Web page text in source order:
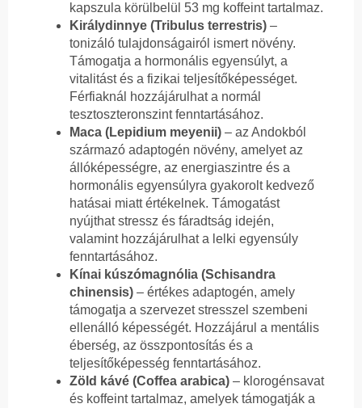
kapszula körülbelül 53 mg koffeint tartalmaz.
Királydinnye (Tribulus terrestris) –
tonizáló tulajdonságairól ismert növény.
Támogatja a hormonális egyensúlyt, a
vitalitást és a fizikai teljesítőképességet.
Férfiaknál hozzájárulhat a normál
tesztoszteronszint fenntartásához.
Maca (Lepidium meyenii) – az Andokból
származó adaptogén növény, amelyet az
állóképességre, az energiaszintre és a
hormonális egyensúlyra gyakorolt kedvező
hatásai miatt értékelnek. Támogatást
nyújthat stressz és fáradtság idején,
valamint hozzájárulhat a lelki egyensúly
fenntartásához.
Kínai kúszómagnólia (Schisandra
chinensis) – értékes adaptogén, amely
támogatja a szervezet stresszel szembeni
ellenálló képességét. Hozzájárul a mentális
éberség, az összpontosítás és a
teljesítőképesség fenntartásához.
Zöld kávé (Coffea arabica) – klorogénsavat
és koffeint tartalmaz, amelyek támogatják a